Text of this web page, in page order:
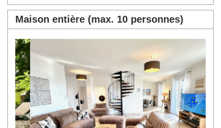
Maison entière (max. 10 personnes)
Previous Next